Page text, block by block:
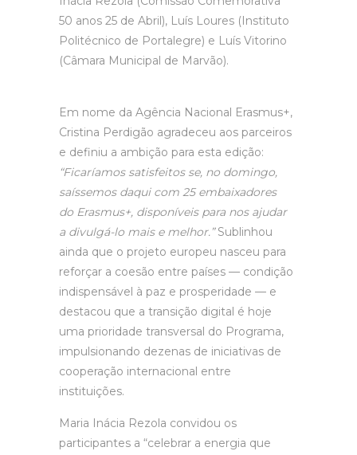
50 anos 25 de Abril), Luís Loures (Instituto
Politécnico de Portalegre) e Luís Vitorino
(Câmara Municipal de Marvão).
Em nome da Agência Nacional Erasmus+,
Cristina Perdigão agradeceu aos parceiros
e definiu a ambição para esta edição:
“Ficaríamos satisfeitos se, no domingo,
saíssemos daqui com 25 embaixadores
do Erasmus+, disponíveis para nos ajudar
a divulgá-lo mais e melhor.”Sublinhou
ainda que o projeto europeu nasceu para
reforçar a coesão entre países — condição
indispensável à paz e prosperidade — e
destacou que a transição digital é hoje
uma prioridade transversal do Programa,
impulsionando dezenas de iniciativas de
cooperação internacional entre
instituições.
Maria Inácia Rezola convidou os
participantes a “celebrar a energia que